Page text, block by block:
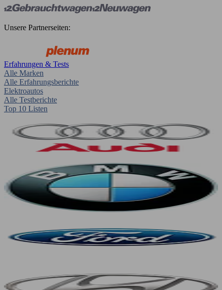
Unsere Partnerseiten:
Erfahrungen & Tests
Alle Marken
Alle Erfahrungsberichte
Elektroautos
Alle Testberichte
Top 10 Listen